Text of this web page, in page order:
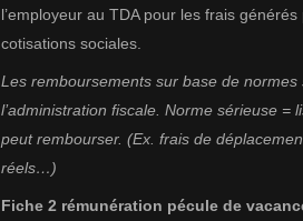
l’employeur au TDA pour les frais
cotisations sociales.
Les remboursements sur base de
l’administration fiscale. Norme sérieuse =
peut rembourser. (Ex. frais de
réels…)
Fiche 2 rémunération pécule de